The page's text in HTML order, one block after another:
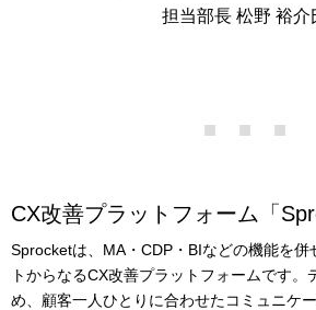
担当部長 松野 裕介
CX改善プラットフォーム「
Sprocketは、MA・CDP・BIなどの機能を併
トからなるCX改善プラットフォームです。
め、顧客一人ひとりに合わせたコミュニケ